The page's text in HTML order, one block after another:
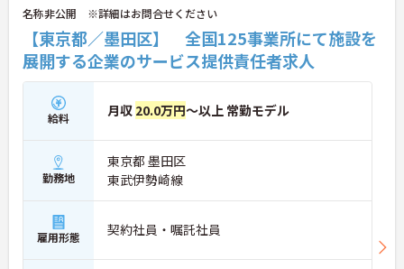
名称非公開 ※詳細はお問合せください
【東京都／墨田区】 全国125事業所にて施設を
展開する企業のサービス提供責任者求人
給料 月収 20.0万円～以上 常勤モデル
勤務地
東京都 墨田区
東武伊勢崎線
雇用形態 契約社員・嘱託社員